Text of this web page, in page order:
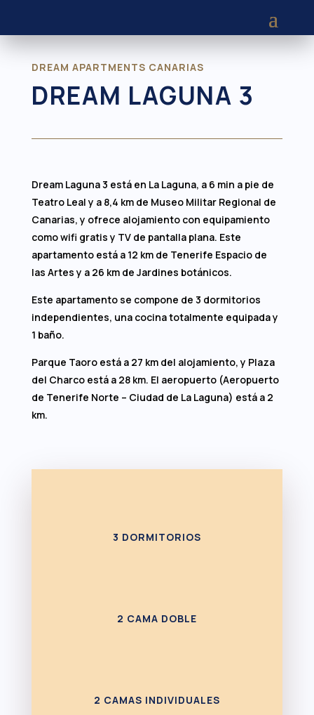
DREAM APARTMENTS CANARIAS
DREAM LAGUNA 3
Dream Laguna 3 está en La Laguna, a 6 min a pie de
Teatro Leal y a 8,4 km de Museo Militar Regional de
Canarias, y ofrece alojamiento con equipamiento
como wifi gratis y TV de pantalla plana. Este
apartamento está a 12 km de Tenerife Espacio de
las Artes y a 26 km de Jardines botánicos.
Este apartamento se compone de 3 dormitorios
independientes, una cocina totalmente equipada y
1 baño.
Parque Taoro está a 27 km del alojamiento, y Plaza
del Charco está a 28 km. El aeropuerto (Aeropuerto
de Tenerife Norte – Ciudad de La Laguna) está a 2
km.
3 DORMITORIOS
2 CAMA DOBLE
2 CAMAS INDIVIDUALES